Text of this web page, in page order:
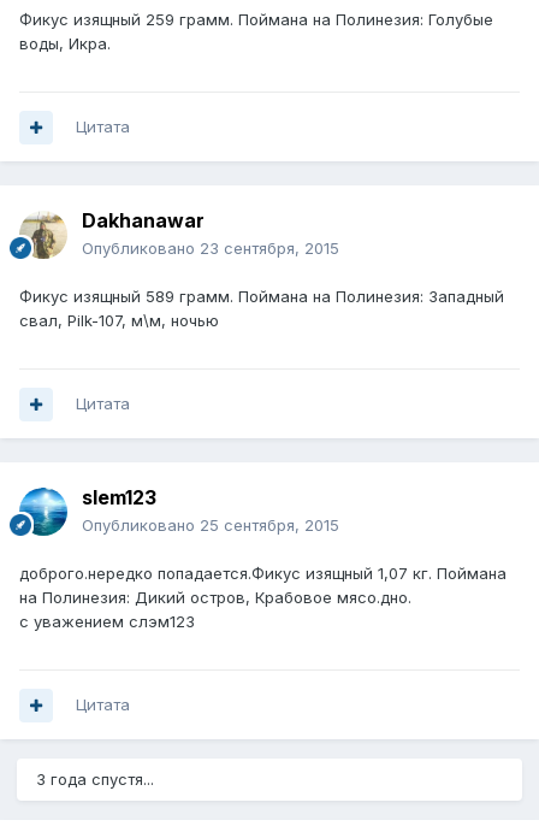
Фикус изящный 259 грамм. Поймана на Полинезия: Голубые
воды, Икра.
Цитата
Dakhanawar
Опубликовано 23 сентября, 2015
Фикус изящный 589 грамм. Поймана на Полинезия: Западный
свал, Pilk-107, м\м, ночью
Цитата
slem123
Опубликовано 25 сентября, 2015
доброго.нередко попадается.Фикус изящный 1,07 кг. Поймана
на Полинезия: Дикий остров, Крабовое мясо.дно.
с уважением слэм123
Цитата
3 года спустя...